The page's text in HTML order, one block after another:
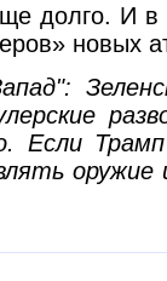
долго. И
новых
Если
оружие